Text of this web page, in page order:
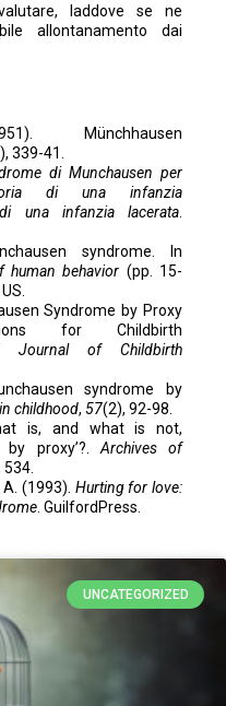
laddove se ne
allontanamento dai
Münchhausen
339-41.
di Munchausen per
di una infanzia
una infanzia lacerata
syndrome. In
human behavior (pp. 15-
Syndrome by Proxy
for Childbirth
Journal of Childbirth
syndrome by
childhood, 57(2), 92-98.
is, and what is not,
by proxy’?. Archives of
534.
(1993). Hurting for love:
. GuilfordPress.
UNCATEGORIZED